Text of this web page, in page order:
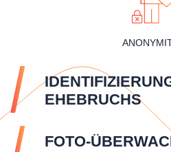
EHEBRUCHS
FOTO-